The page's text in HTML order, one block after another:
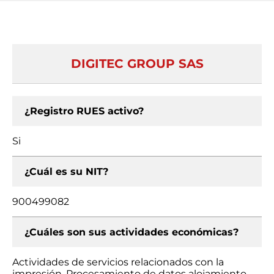
DIGITEC GROUP SAS
¿Registro RUES activo?
Si
¿Cuál es su NIT?
900499082
¿Cuáles son sus actividades económicas?
Actividades de servicios relacionados con la